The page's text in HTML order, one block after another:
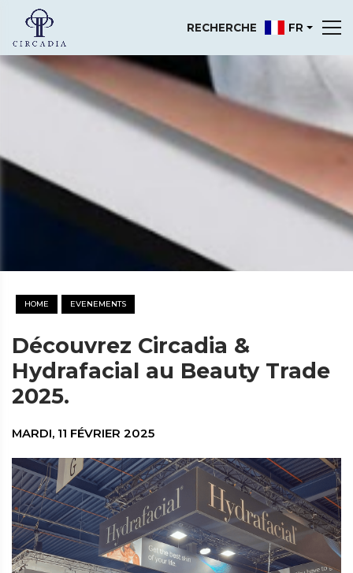
RECHERCHE FR
HOME EVENEMENTS
Découvrez Circadia &
Hydrafacial au Beauty Trade
2025.
MARDI, 11 FÉVRIER 2025